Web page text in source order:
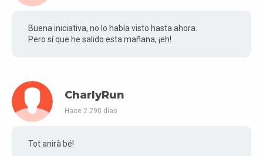
Buena iniciativa, no lo había visto hasta ahora.
Pero sí que he salido esta mañana, ¡eh!
CharlyRun
Hace 2.290 días
Tot anirà bé!